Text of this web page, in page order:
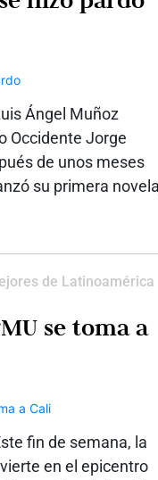
Ángel Muñoz
Occidente Jorge
de unos meses
su primera
de Latinoamérica
se toma a
fin de semana, la
en el epicentro